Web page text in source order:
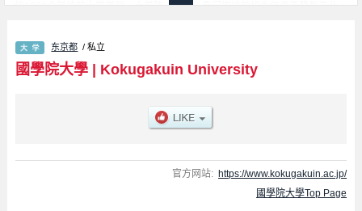
约1300个学校的大学学部、大学院、短大、专门学校的招生信息正登载于此
部、Law 学部、Shinto Studies 学部、Human Development 学部、Tourism
学部等各学部的不同信息。招收名额、合格人数等考试信息，以及设施介绍、
联系方式等外国留学生必要的信息都登载于此，请务必查阅和利用此网。
东京都 / 私立
國學院大學| Kokugakuin University
官方网站: https://www.kokugakuin.ac.jp/
國學院大學Top Page